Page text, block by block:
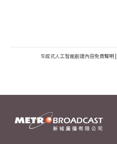
生成式人工智能創建內容免責聲明 |